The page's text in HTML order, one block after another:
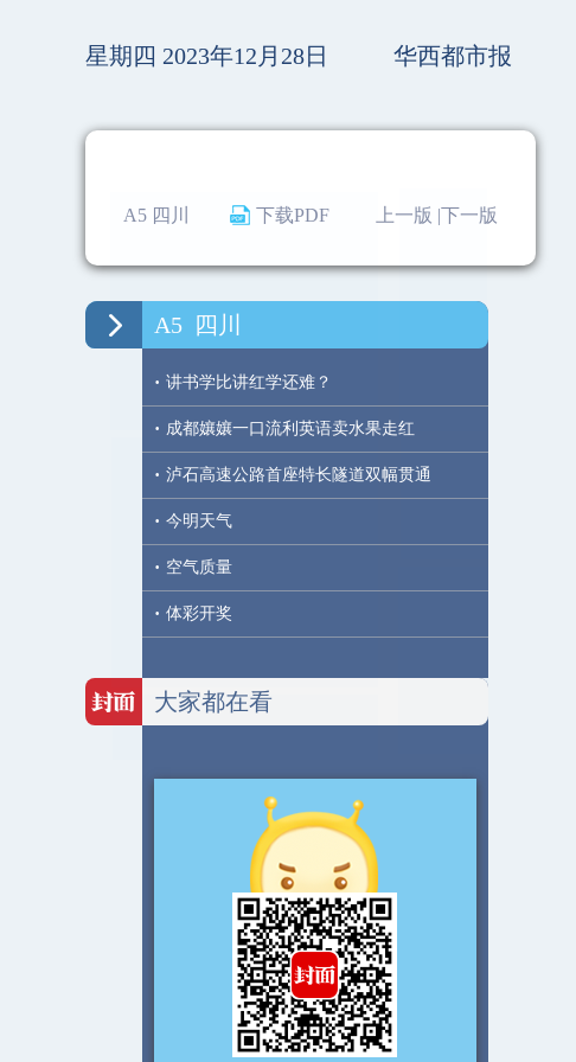
星期四 2023年12月28日 华西都市报
A5 四川 下载PDF 下一版
上一版 |
A5 四川
· 讲书学比讲红学还难？
· 成都孃孃一口流利英语卖水果走红
· 泸石高速公路首座特长隧道双幅贯通
· 今明天气
· 空气质量
· 体彩开奖
大家都在看